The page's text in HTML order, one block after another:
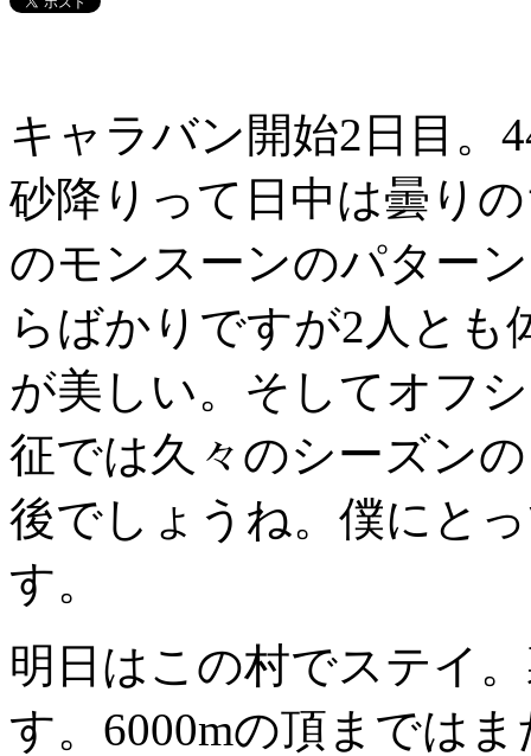
キャラバン開始2日目。
砂降りって日中は曇り
のモンスーンのパター
らばかりですが2人とも
が美しい。そしてオフ
征では久々のシーズン
後でしょうね。僕にと
す。
明日はこの村でステイ
す。6000mの頂までは